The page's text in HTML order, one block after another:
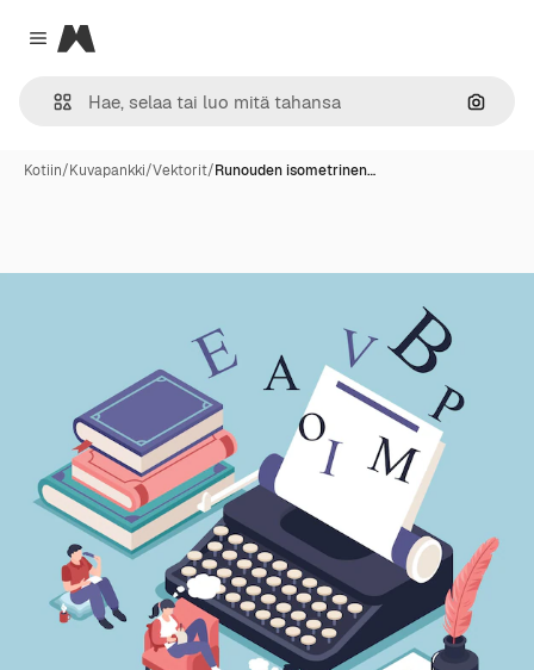
Close menu
Magnific
Hae
Kotiin/Kuvapankki/Vektorit/Runouden isometrinen…